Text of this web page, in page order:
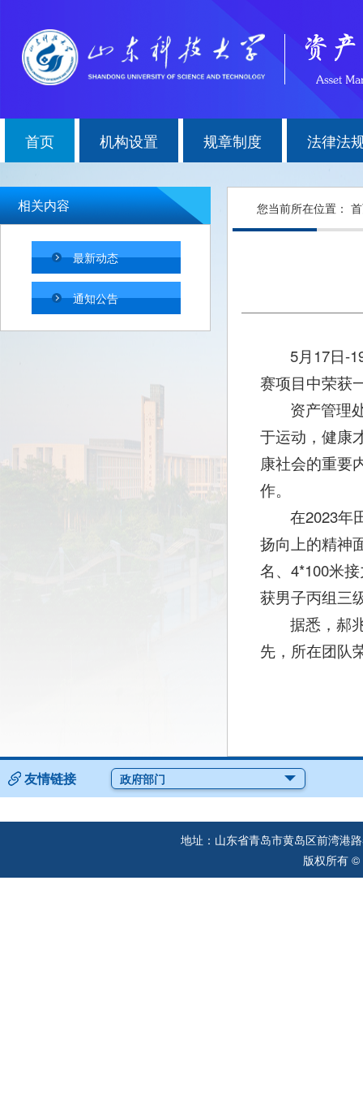
首页 机构设置 规章制度 法律法
相关内容
最新动态
通知公告
您当前所在位置：
5月17日-
赛项目中荣获
资产管理
于运动，健康
康社会的重要
作。
在2023年
扬向上的精神
名、4*100米
获男子丙组三
据悉，郝
先，所在团队
友情链接 政府部门
地址：山东省青岛市黄岛区前湾
版权所有 ©